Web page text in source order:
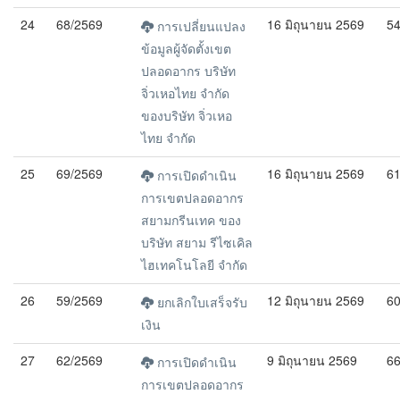
24 68/2569
การเปลี่ยนแปลง
ข้อมูลผู้จัดตั้งเขต
ปลอดอากร บริษัท
จิ่วเหอไทย จำกัด
ของบริษัท จิ่วเหอ
ไทย จำกัด
16 มิถุนายน 2569
25 69/2569
การเปิดดำเนิน
การเขตปลอดอากร
สยามกรีนเทค ของ
บริษัท สยาม รีไซเคิล
ไฮเทคโนโลยี จำกัด
16 มิถุนายน 2569
26 59/2569
ยกเลิกใบเสร็จรับ
เงิน
12 มิถุนายน 2569
27 62/2569
การเปิดดำเนิน
การเขตปลอดอากร
9 มิถุนายน 2569